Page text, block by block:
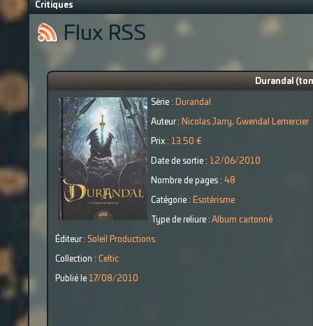
Critiques
Flux RSS
Durandal
Série : Durandal
Auteur : Nicolas Jarry, Gwendal Lemercier
Prix : 13.50 €
Date de sortie : 12/06/2010
Nombre de pages : 48
Catégorie : Esotérisme
Type de reliure : Album cartonné
Éditeur : Soleil Productions
Collection : Celtic
Publié le 17/08/2010